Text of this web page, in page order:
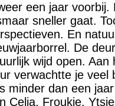
een jaar
sneller gaat.
En
De
wijd open.
verwachtte je veel
minder dan een
Celia, Froukje,